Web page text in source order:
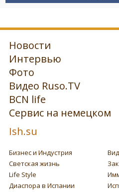
Новости
Интервью
Фото
Видео Ruso.TV
BCN life
Сервис на немецком
Ish.su
Бизнес и Индустрия
Светская жизнь
Life Style
Диаспора в Испании